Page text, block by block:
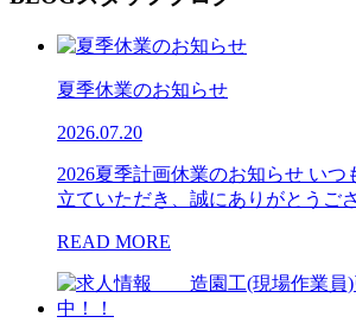
夏季休業のお知らせ
2026.07.20
2026夏季計画休業のお知らせ いつ
立ていただき、誠にありがとうご
READ MORE